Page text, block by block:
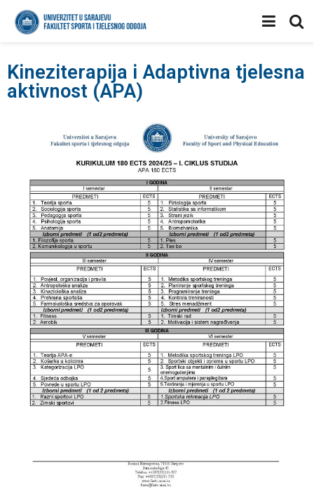
Kineziterapija i Adaptivna tjelesna
aktivnost (APA)